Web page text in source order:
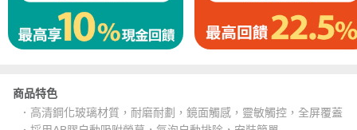
商品特色
．高清鋼化玻璃材質，耐磨耐劃，鏡面觸感，靈敏觸控，全屏覆蓋